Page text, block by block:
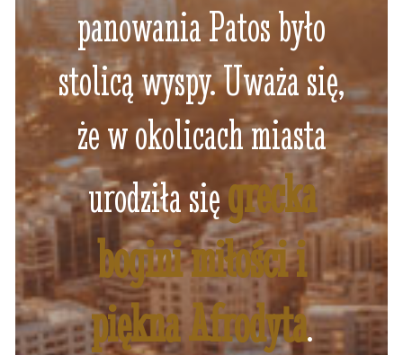
panowania Patos było
stolicą wyspy. Uważa się,
że w okolicach miasta
urodziła sięgrecka
bogini miłości i
piękna Afrodyta.